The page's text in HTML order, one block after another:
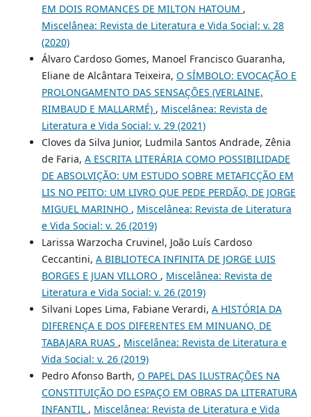
EM DOIS ROMANCES DE MILTON HATOUM ,
Miscelânea: Revista de Literatura e Vida Social: v. 28
(2020)
Álvaro Cardoso Gomes, Manoel Francisco Guaranha,
Eliane de Alcântara Teixeira, O SÍMBOLO: EVOCAÇÃO E
PROLONGAMENTO DAS SENSAÇÕES (VERLAINE,
RIMBAUD E MALLARMÉ) , Miscelânea: Revista de
Literatura e Vida Social: v. 29 (2021)
Cloves da Silva Junior, Ludmila Santos Andrade, Zênia
de Faria, A ESCRITA LITERÁRIA COMO POSSIBILIDADE
DE ABSOLVIÇÃO: UM ESTUDO SOBRE METAFICÇÃO EM
LIS NO PEITO: UM LIVRO QUE PEDE PERDÃO, DE JORGE
MIGUEL MARINHO , Miscelânea: Revista de Literatura
e Vida Social: v. 26 (2019)
Larissa Warzocha Cruvinel, João Luís Cardoso
Ceccantini, A BIBLIOTECA INFINITA DE JORGE LUIS
BORGES E JUAN VILLORO , Miscelânea: Revista de
Literatura e Vida Social: v. 26 (2019)
Silvani Lopes Lima, Fabiane Verardi, A HISTÓRIA DA
DIFERENÇA E DOS DIFERENTES EM MINUANO, DE
TABAJARA RUAS , Miscelânea: Revista de Literatura e
Vida Social: v. 26 (2019)
Pedro Afonso Barth, O PAPEL DAS ILUSTRAÇÕES NA
CONSTITUIÇÃO DO ESPAÇO EM OBRAS DA LITERATURA
INFANTIL , Miscelânea: Revista de Literatura e Vida